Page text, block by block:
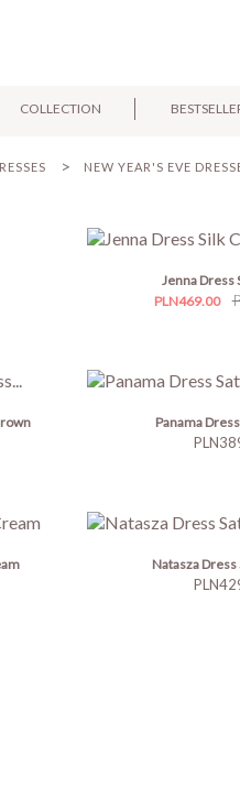
COLLECTION
NEW YEAR'S EVE
Jenna Dress
Price
PLN469.00
Panama
Price
Natasza
Price